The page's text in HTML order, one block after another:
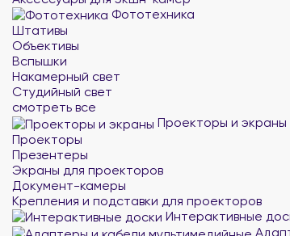
Фототехника
Штативы
Объективы
Вспышки
Накамерный свет
Студийный свет
смотреть все
Проекторы и экраны
Проекторы
Презентеры
Экраны для проекторов
Документ-камеры
Крепления и подставки для проекторов
Интерактивные